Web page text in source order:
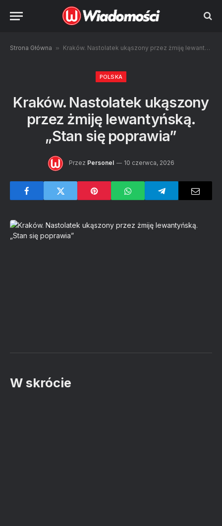
Strona Główna » Kraków. Nastolatek ukąszony przez żmiję lewantyńską. „Stan się poprawia”
POLSKA
Kraków. Nastolatek ukąszony
przez żmiję lewantyńską.
„Stan się poprawia”
Przez Personel 10 czerwca, 2026
W skrócie